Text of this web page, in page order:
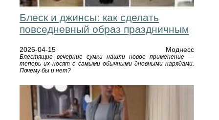
Блеск и джинсы: как сделать
повседневный образ праздничным
2026-04-15 Моднесс
Блестящие вечерние сумки нашли новое применение —
теперь их носят с самыми обычными дневными нарядами.
Почему бы и нет?